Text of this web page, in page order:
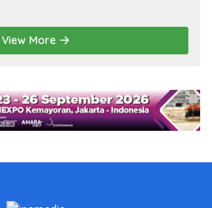
View More